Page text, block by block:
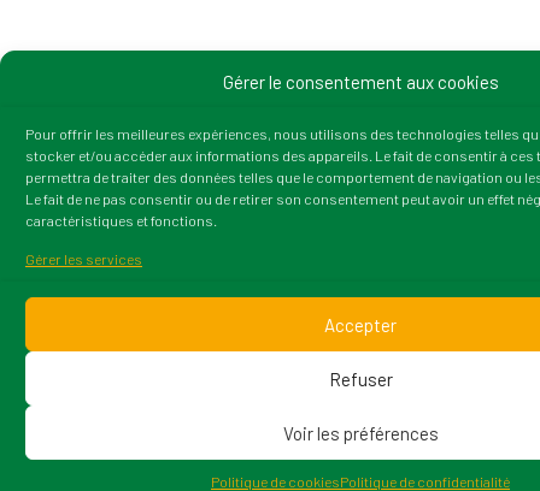
Gérer le consentement aux cookies
Pour offrir les meilleures expériences, nous utilisons des technologies telles
stocker et/ou accéder aux informations des appareils. Le fait de consentir à
permettra de traiter des données telles que le comportement de navigation ou
Le fait de ne pas consentir ou de retirer son consentement peut avoir un effet
caractéristiques et fonctions.
Gérer les services
Accepter
Refuser
Voir les préférences
Politique de cookiesPolitique de confidentialité